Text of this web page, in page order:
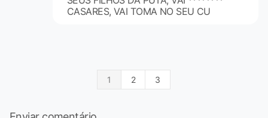
CASARES, VAI TOMA NO SEU CU
1 2 3